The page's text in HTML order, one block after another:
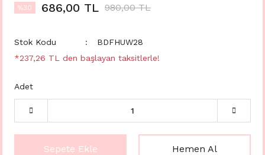
%30 686,00 TL 980,00 TL
Stok Kodu
BDFHUW28
*237,26 TL den başlayan taksitlerle!
Adet
Sepete Ekle Hemen Al